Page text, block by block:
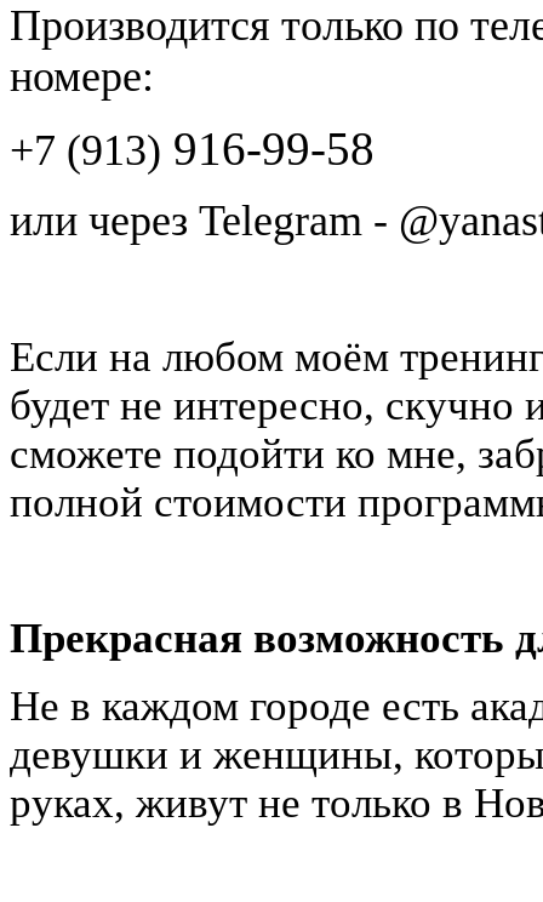
Производится только по
номере:
+7 (913) 916-99-58
или через Telegram -
Если на любом моём
будет не интересно,
сможете подойти ко мне,
полной стоимости
Прекрасная возможность
Не в каждом городе есть
девушки и женщины,
руках, живут не только в